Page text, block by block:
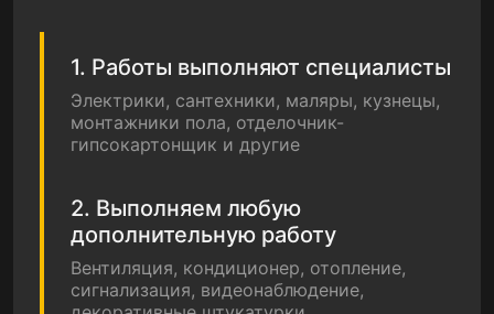
1. Работы выполняют специалисты
Электрики, сантехники, маляры, кузнецы,
монтажники пола, отделочник-
гипсокартонщик и другие
2. Выполняем любую
дополнительную работу
Вентиляция, кондиционер, отопление,
сигнализация, видеонаблюдение,